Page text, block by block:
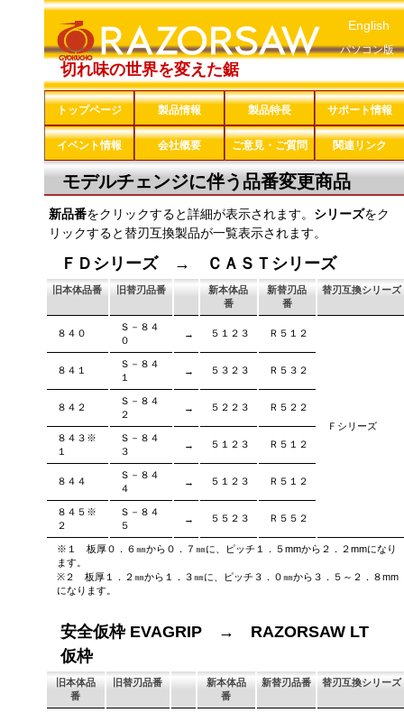
切れ味の世界を変えた鋸
トップページ 製品情報 製品特長 サポート情報
イベント情報 会社概要 ご意見・ご質問 関連リンク
English
パソコン版
モデルチェンジに伴う品番変更商品
新品番をクリックすると詳細が表示されます。 シリーズをク
リックすると替刃互換製品が一覧表示されます。
ＦＤシリーズ → ＣＡＳＴシリーズ
旧本体品番 旧替刃品番
新本体品
番
新替刃品
番
替刃互換シリーズ
８４０
Ｓ－８４
０
→ ５１２３ Ｒ５１２
Ｆシリーズ
８４１
Ｓ－８４
１
→ ５３２３ Ｒ５３２
８４２
Ｓ－８４
２
→ ５２２３ Ｒ５２２
８４３※
１
Ｓ－８４
３
→ ５１２３ Ｒ５１２
８４４
Ｓ－８４
４
→ ５１２３ Ｒ５１２
８４５※
２
Ｓ－８４
５
→ ５５２３ Ｒ５５２
※１ 板厚０．６㎜から０．７㎜に、ピッチ１．５mmから２．２mmになり
ます。
※２ 板厚１．２㎜から１．３㎜に、ピッチ３．０㎜から３．５～２．８mm
になります。
安全仮枠 EVAGRIP → RAZORSAW LT
仮枠
旧本体品
番
旧替刃品番
新本体品
番
新替刃品番 替刃互換シリーズ